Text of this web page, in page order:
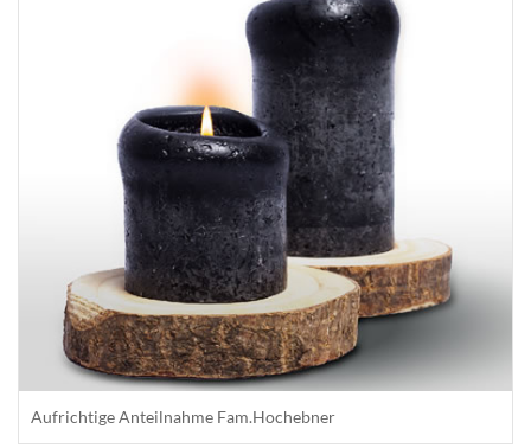
Aufrichtige Anteilnahme Fam.Hochebner